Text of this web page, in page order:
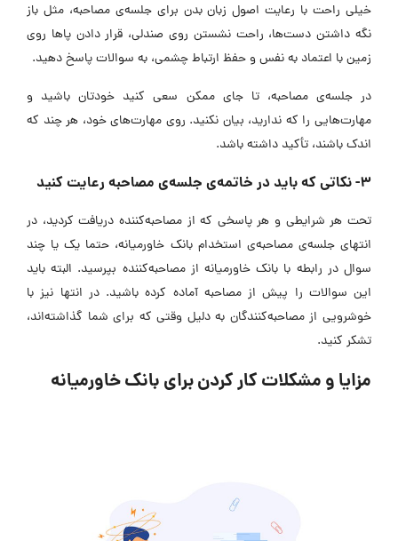
خیلی راحت با رعایت اصول زبان بدن برای جلسه‌ی مصاحبه، مثل باز
نگه داشتن دست‌ها، راحت نشستن روی صندلی، قرار دادن پاها روی
زمین با اعتماد به نفس و حفظ ارتباط چشمی، به سوالات پاسخ دهید.
در جلسه‌ی مصاحبه، تا جای ممکن سعی کنید خودتان باشید و
مهارت‌هایی را که ندارید، بیان نکنید. روی مهارت‌های خود، هر چند که
اندک باشند، تأکید داشته باشد.
۳- نکاتی که باید در خاتمه‌ی جلسه‌ی مصاحبه رعایت کنید
تحت هر شرایطی و هر پاسخی که از مصاحبه‌کننده دریافت کردید، در
انتهای جلسه‌ی مصاحبه‌ی استخدام بانک خاورمیانه، حتما یک یا چند
سوال در رابطه با بانک خاورمیانه از مصاحبه‌کننده بپرسید. البته باید
این سوالات را پیش از مصاحبه آماده کرده باشید. در انتها نیز با
خوشرویی از مصاحبه‌کنندگان به دلیل وقتی که برای شما گذاشته‌اند،
تشکر کنید.
مزایا و مشکلات کار کردن برای بانک خاورمیانه